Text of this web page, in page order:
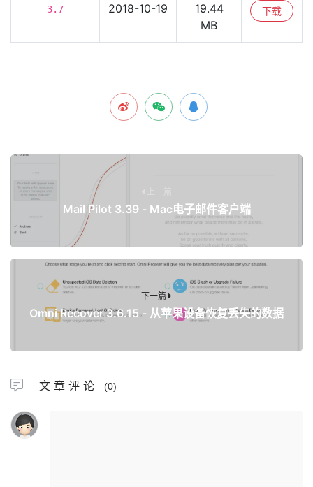
3.7 2018-10-19
19.44
MB
下载
Mail Pilot 3.39 - Mac电子邮件客户端
下一篇
Omni Recover 3.6.15 - 从苹果设备恢复丢失的数据
文章评论 (0)